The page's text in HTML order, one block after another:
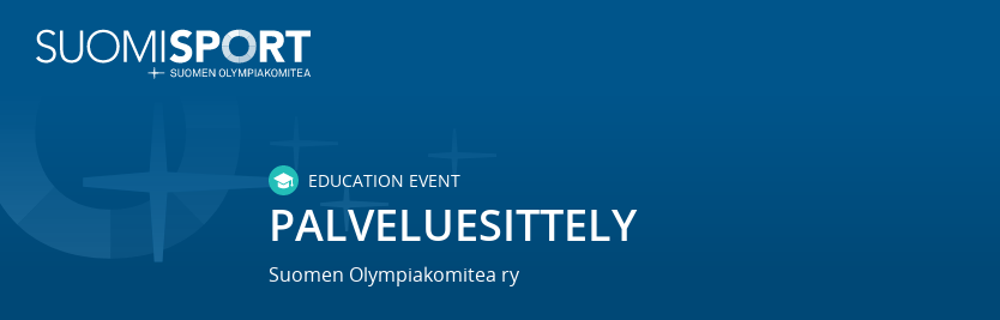
EDUCATION EVENT
PALVELUESITTELY
Suomen Olympiakomitea ry